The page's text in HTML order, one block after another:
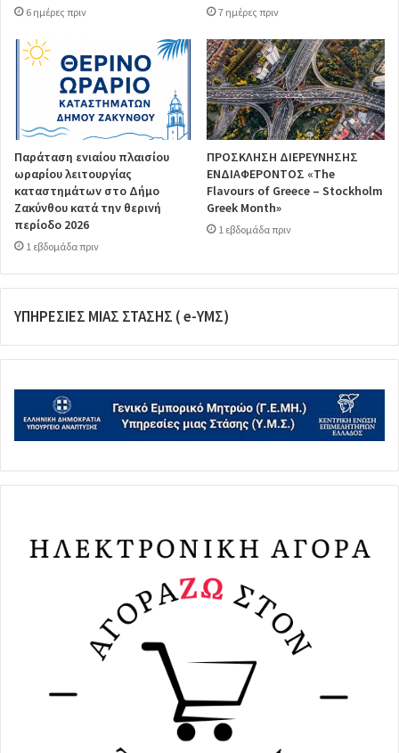
6 ημέρες πριν 7 ημέρες πριν
Παράταση ενιαίου πλαισίου
ωραρίου λειτουργίας
καταστημάτων στο Δήμο
Ζακύνθου κατά την θερινή
περίοδο 2026
1 εβδομάδα πριν
ΠΡΟΣΚΛΗΣΗ ΔΙΕΡΕΥΝΗΣΗΣ
ΕΝΔΙΑΦΕΡΟΝΤΟΣ «The
Flavours of Greece – Stockholm
Greek Month»
1 εβδομάδα πριν
ΥΠΗΡΕΣΙΕΣ ΜΙΑΣ ΣΤΑΣΗΣ ( e-ΥΜΣ)